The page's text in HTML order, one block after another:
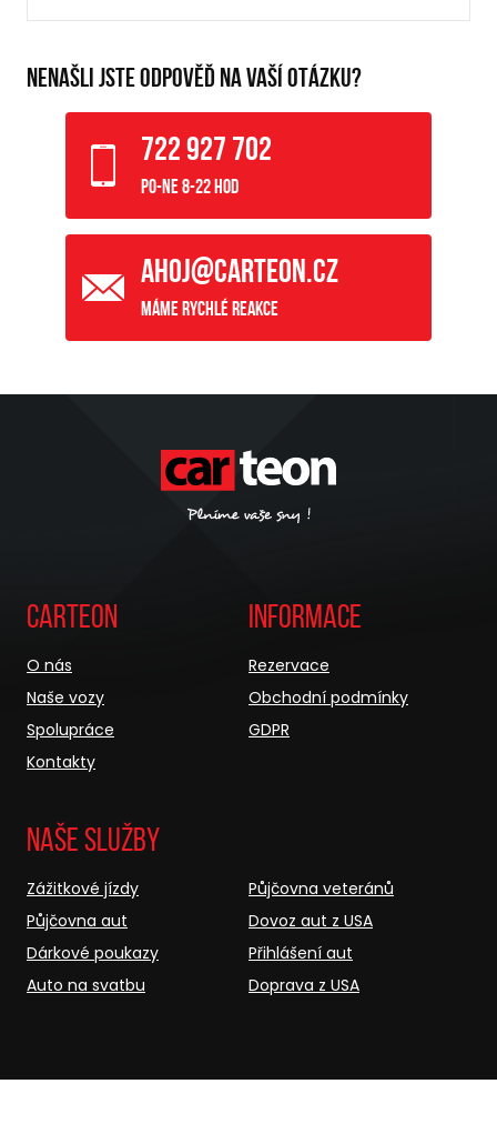
NENAŠLI JSTE ODPOVĚĎ NA VAŠÍ OTÁZKU?
722 927 702
Po-Ne 8-22 hod
ahoj@carteon.cz
Máme rychlé reakce
Carteon
O nás
Naše vozy
Spolupráce
Kontakty
Informace
Rezervace
Obchodní podmínky
GDPR
Naše služby
Zážitkové jízdy
Půjčovna aut
Dárkové poukazy
Auto na svatbu
Půjčovna veteránů
Dovoz aut z USA
Přihlášení aut
Doprava z USA